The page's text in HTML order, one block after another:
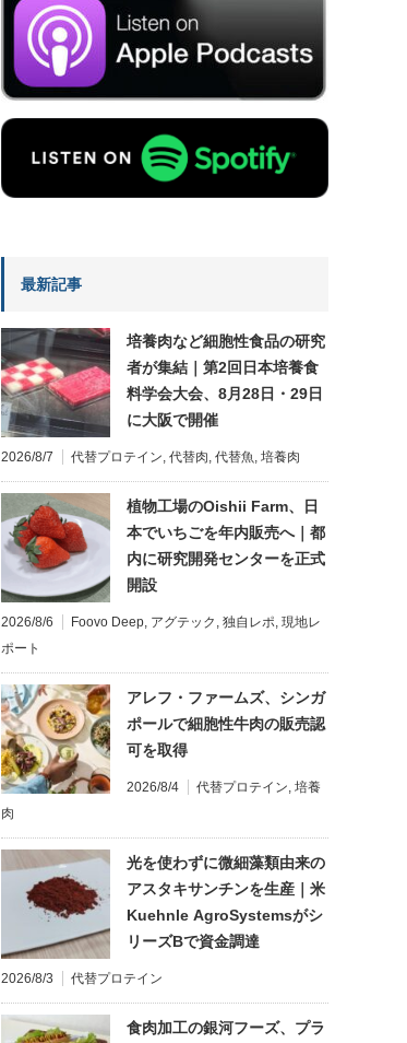
最新記事
培養肉など細胞性食品の研究
者が集結｜第2回日本培養食
料学会大会、8月28日・29日
に大阪で開催
2026/8/7 代替プロテイン 代替肉 代替魚 培養肉
植物工場のOishii Farm、日
本でいちごを年内販売へ｜都
内に研究開発センターを正式
開設
2026/8/6 Foovo Deep アグテック 独自レポ 現地レ
ポート
アレフ・ファームズ、シンガ
ポールで細胞性牛肉の販売認
可を取得
2026/8/4 代替プロテイン 培養
肉
光を使わずに微細藻類由来の
アスタキサンチンを生産｜米
Kuehnle AgroSystemsがシ
リーズBで資金調達
2026/8/3 代替プロテイン
食肉加工の銀河フーズ、プラ